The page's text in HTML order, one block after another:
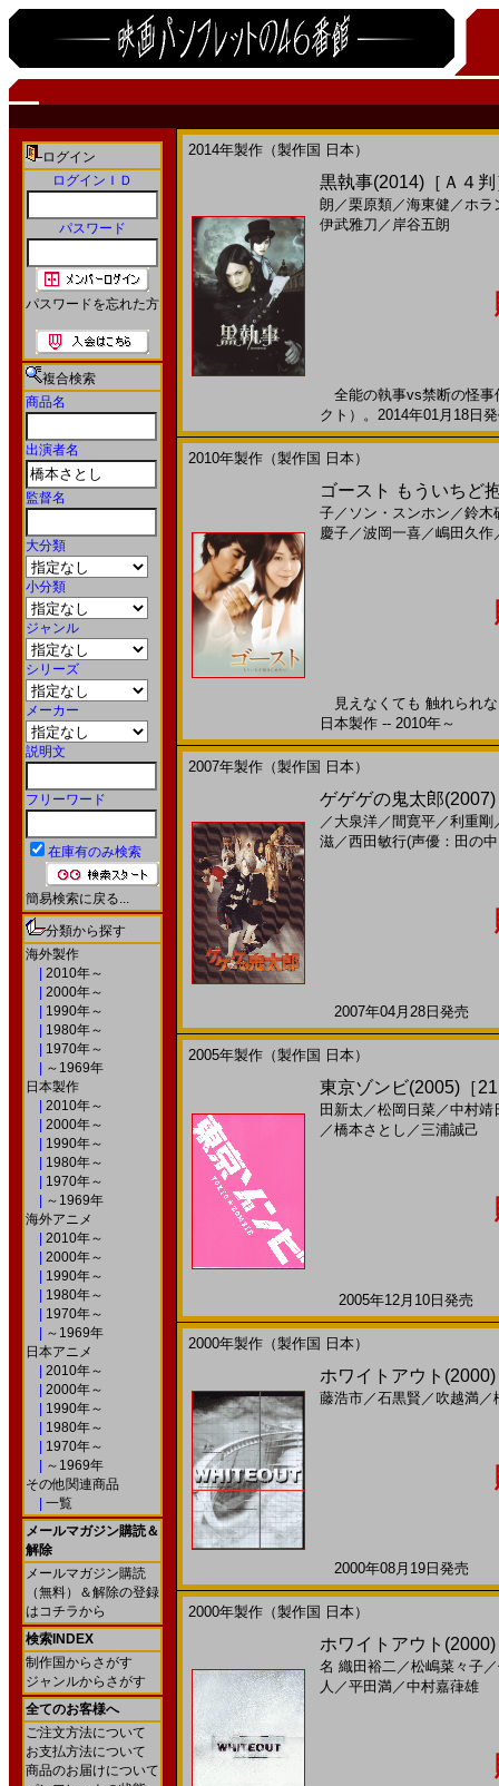
ログイン
ログインＩＤ
パスワード
パスワードを忘れた方
複合検索
商品名
出演者名
監督名
大分類
小分類
ジャンル
シリーズ
メーカー
説明文
フリーワード
在庫有のみ検索
簡易検索に戻る...
分類から探す
海外製作
2010年～
2000年～
1990年～
1980年～
1970年～
～1969年
日本製作
2010年～
2000年～
1990年～
1980年～
1970年～
～1969年
海外アニメ
2010年～
2000年～
1990年～
1980年～
1970年～
～1969年
日本アニメ
2010年～
2000年～
1990年～
1980年～
1970年～
～1969年
その他関連商品
一覧
メールマガジン購読＆
解除
メールマガジン購読
（無料）＆解除の登録
はコチラから
検索INDEX
制作国からさがす
ジャンルからさがす
全てのお客様へ
ご注文方法について
お支払方法について
商品のお届けについて
2014年製作（製作国 日本）
黒執事(2014)［Ａ４判
朗 ／栗原類／海東健 ／ホラ
伊武雅刀 ／ 岸谷五朗
全能の執事vs禁断の怪事
クト）。2014年01月18
2010年製作（製作国 日本）
ゴースト もういちど
子／ ソン・スンホン ／鈴木
慶子／波岡一喜／嶋田久作
見えなくても 触れられ
日本製作 -- 2010年～
2007年製作（製作国 日本）
ゲゲゲの鬼太郎
／ 大泉洋／ 間寛平／利重剛
滋／西田敏行(声優：田の
2007年04月28日発売
2005年製作（製作国 日本）
東京ゾンビ(2005)［
田新太 ／松岡日菜／中村靖
／橋本さとし ／三浦誠己
2005年12月10日発売
2000年製作（製作国 日本）
ホワイトアウト
藤浩市／石黒賢 ／ 吹越満／
2000年08月19日発売
2000年製作（製作国 日本）
ホワイトアウト
名 織田裕二／松嶋菜々子／
人 ／平田満／中村嘉葎雄